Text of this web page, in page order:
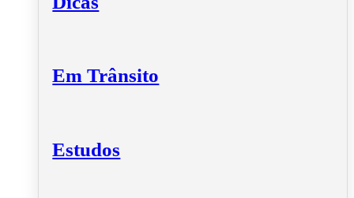
Em Trânsito
Estudos